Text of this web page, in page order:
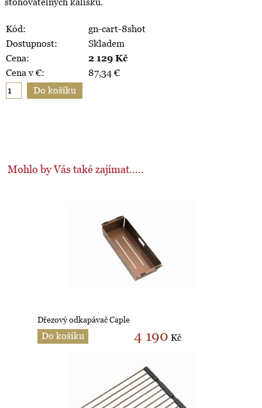
Kód:
gn-cart-8shot
Dostupnost:
Skladem
Cena:
2 129 Kč
Cena v €:
87,34 €
Mohlo by Vás také zajímat.....
Dřezový odkapávač Caple
Do košíku 4 190 Kč